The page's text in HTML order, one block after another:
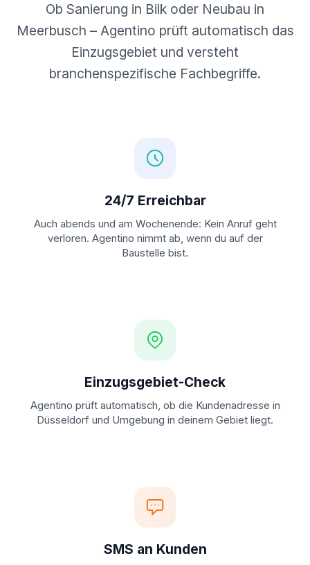
Ob Sanierung in Bilk oder Neubau in
Meerbusch – Agentino prüft automatisch das
Einzugsgebiet und versteht
branchenspezifische Fachbegriffe.
24/7 Erreichbar
Auch abends und am Wochenende: Kein Anruf geht
verloren. Agentino nimmt ab, wenn du auf der
Baustelle bist.
Einzugsgebiet-Check
Agentino prüft automatisch, ob die Kundenadresse in
Düsseldorf und Umgebung in deinem Gebiet liegt.
SMS an Kunden